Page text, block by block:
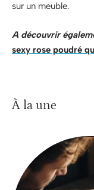
sur un meuble.
A découvrir
sexy rose poudré
À la une